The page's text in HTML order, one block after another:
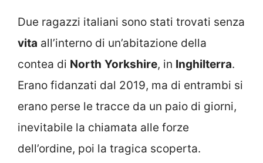
Due ragazzi italiani sono stati trovati senza
vita all’interno di un’abitazione della
contea di North Yorkshire, in Inghilterra.
Erano fidanzati dal 2019, ma di entrambi si
erano perse le tracce da un paio di giorni,
inevitabile la chiamata alle forze
dell’ordine, poi la tragica scoperta.